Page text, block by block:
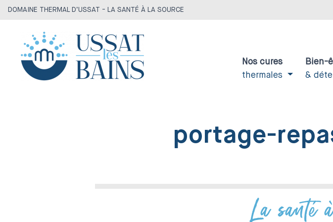
DOMAINE THERMAL D’USSAT - LA SANTÉ À LA SOURCE
Nos cures
thermales
Bien-
&
portage-
La santé